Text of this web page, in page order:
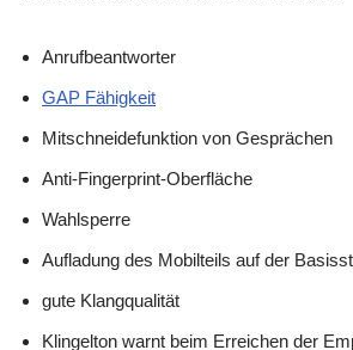
Anrufbeantworter
GAP Fähigkeit
Mitschneidefunktion von Gesprächen
Anti-Fingerprint-Oberfläche
Wahlsperre
Aufladung des Mobilteils auf der
gute Klangqualität
Klingelton warnt beim Erreichen der